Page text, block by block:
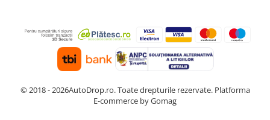
© 2018 - 2026AutoDrop.ro. Toate drepturile rezervate. Platforma
E-commerce by Gomag